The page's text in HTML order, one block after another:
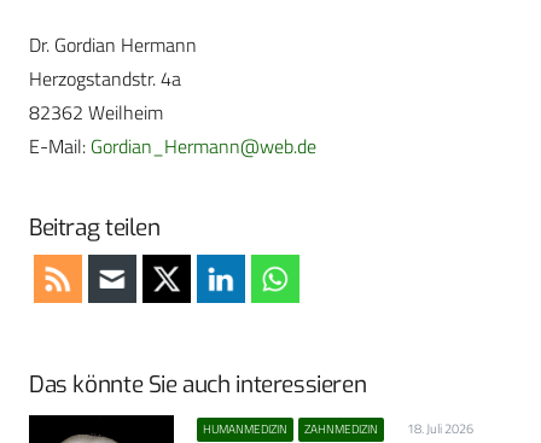
Dr. Gordian Hermann
Herzogstandstr. 4a
82362 Weilheim
E-Mail: Gordian_Hermann@web.de
Beitrag teilen
Das könnte Sie auch interessieren
HUMANMEDIZIN ZAHNMEDIZIN 18. Juli 2026